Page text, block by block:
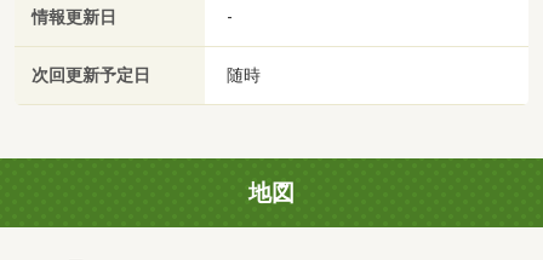
情報更新日 -
次回更新予定日 随時
地図